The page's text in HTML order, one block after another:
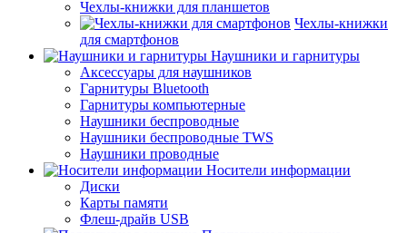
Чехлы-книжки для планшетов
Чехлы-книжки
для смартфонов
Наушники и гарнитуры
Аксессуары для наушников
Гарнитуры Bluetooth
Гарнитуры компьютерные
Наушники беспроводные
Наушники беспроводные TWS
Наушники проводные
Носители информации
Диски
Карты памяти
Флеш-драйв USB